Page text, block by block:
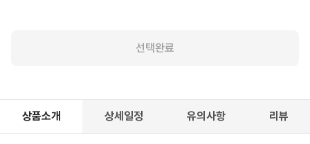
선택완료
상품소개 상세일정 유의사항 리뷰